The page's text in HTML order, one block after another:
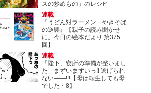
スの炒めもの」のレシピ
連載
『うどん対ラーメン やきそば
の逆襲』【親子の読み聞かせ
に。今日の絵本だより 第375
回】
連載
「陛下、寝所の準備が整いまし
た」まずいまずいっ!! 逃げられ
ない――!!!【母は転生しても母
でした・8】